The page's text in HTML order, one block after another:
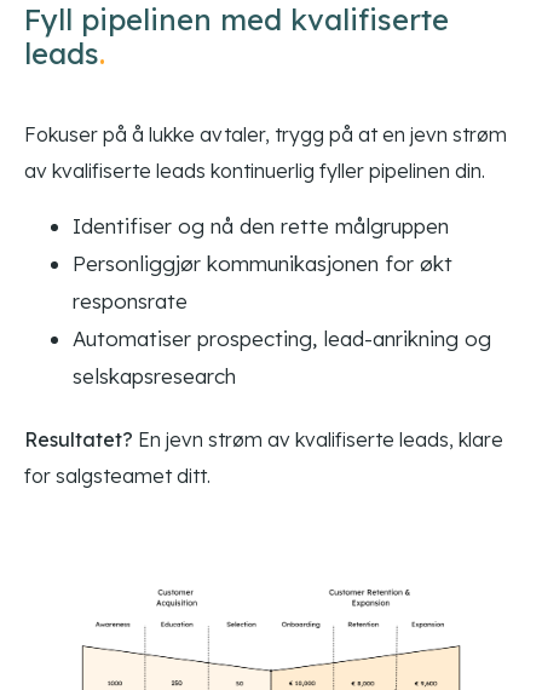
Fyll pipelinen med kvalifiserte
leads.
Fokuser på å lukke avtaler, trygg på at en jevn strøm
av kvalifiserte leads kontinuerlig fyller pipelinen din.
Identifiser og nå den rette målgruppen
Personliggjør kommunikasjonen for økt
responsrate
Automatiser prospecting, lead-anrikning og
selskapsresearch
Resultatet? En jevn strøm av kvalifiserte leads, klare
for salgsteamet ditt.